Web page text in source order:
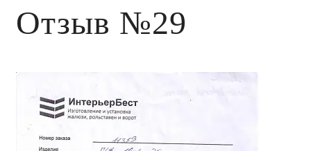
Отзыв №29